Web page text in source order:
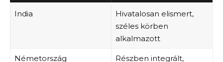
India
Hivatalosan elismert,
széles körben
alkalmazott
Németország
Részben integrált,